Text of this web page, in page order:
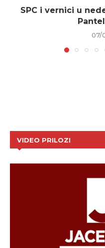
SPC i vernici u
07/
VIDEO PRILOZI